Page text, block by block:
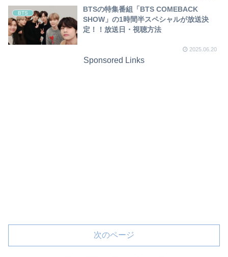
BTS
BTSの特集番組「BTS COMEBACK
SHOW」の1時間半スペシャルが放送決
定！！放送日・視聴方法
2025.06.20
Sponsored Links
次のページ